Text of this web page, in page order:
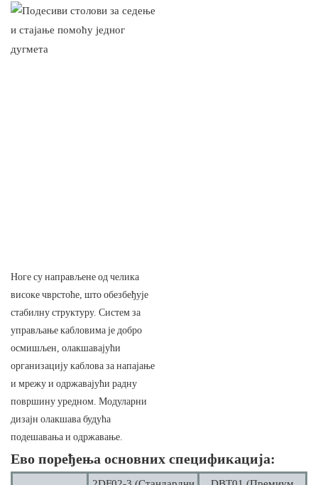
Ноге су направљене од челика
високе чврстоће, што обезбеђује
стабилну структуру. Систем за
управљање кабловима је добро
осмишљен, олакшавајући
организацију каблова за напајање
и мрежу и одржавајући радну
површину уредном. Модуларни
дизајн олакшава будућа
подешавања и одржавање.
Ево поређења основних спецификација: